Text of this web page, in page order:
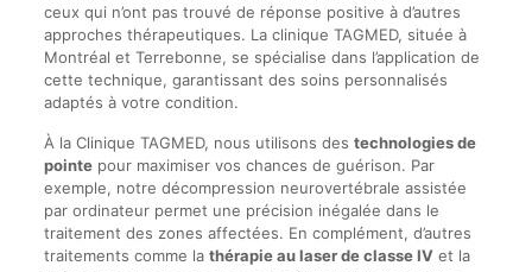
ceux qui n’ont pas trouvé de réponse positive à d’autres
approches thérapeutiques. La clinique TAGMED, située à
Montréal et Terrebonne, se spécialise dans l’application de
cette technique, garantissant des soins personnalisés
adaptés à votre condition.
À la Clinique TAGMED, nous utilisons des technologies de
pointepour maximiser vos chances de guérison. Par
exemple, notre décompression neurovertébrale assistée
par ordinateur permet une précision inégalée dans le
traitement des zones affectées. En complément, d’autres
traitements comme la thérapie au laser de classe IVet la